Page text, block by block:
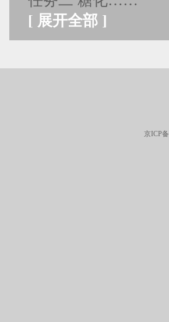
[ 展开全部 ]
京ICP备